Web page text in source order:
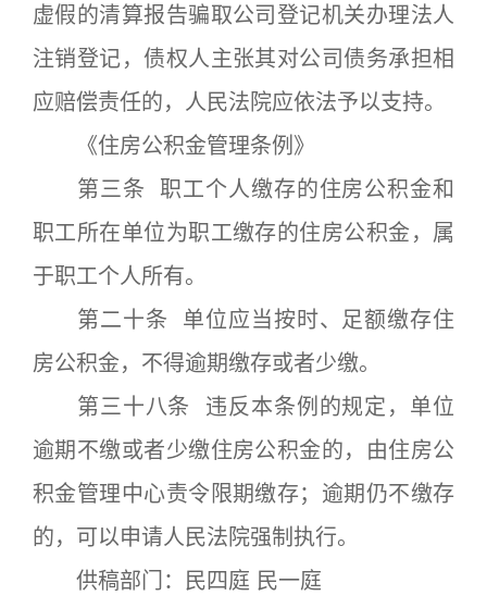
虚假的清算报告骗取公司登记机关办理法人
注销登记，债权人主张其对公司债务承担相
应赔偿责任的，人民法院应依法予以支持。
《住房公积金管理条例》
第三条 职工个人缴存的住房公积金和
职工所在单位为职工缴存的住房公积金，属
于职工个人所有。
第二十条 单位应当按时、足额缴存住
房公积金，不得逾期缴存或者少缴。
第三十八条 违反本条例的规定，单位
逾期不缴或者少缴住房公积金的，由住房公
积金管理中心责令限期缴存；逾期仍不缴存
的，可以申请人民法院强制执行。
供稿部门：民四庭 民一庭